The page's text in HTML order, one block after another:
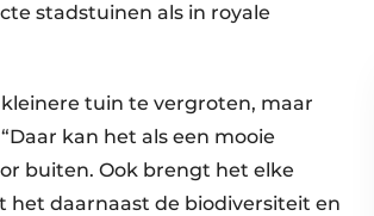
stadstuinen als in royale
tuin te vergroten, maar
kan het als een mooie
buiten. Ook brengt het elke
daarnaast de biodiversiteit en